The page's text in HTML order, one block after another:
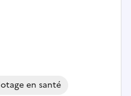
en santé